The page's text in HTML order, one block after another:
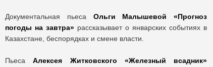
Документальная пьеса Ольги Малышевой «Прогноз
погоды на завтра» рассказывает о январских событиях в
Казахстане, беспорядках и смене власти.
ПьесаАлексея Житковского «Железный всадник»